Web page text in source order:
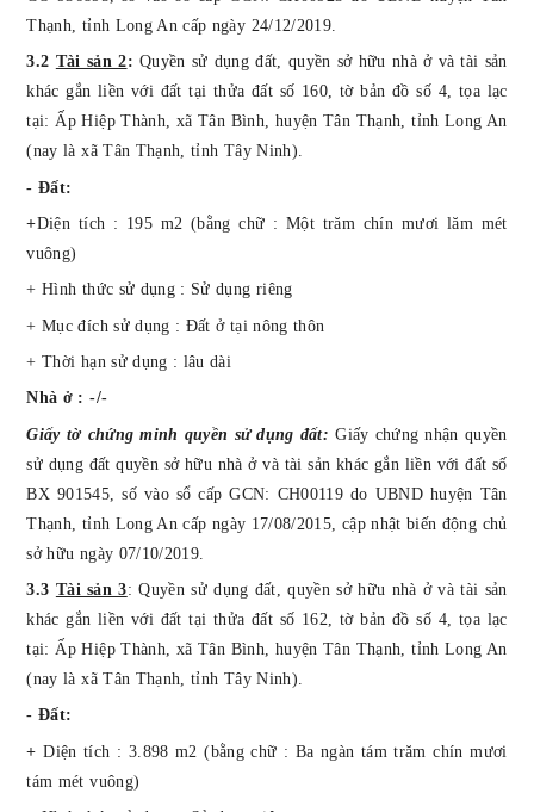
Thạnh, tỉnh Long An cấp ngày 24/12/2019
3.2 Tài sản 2:Quyền sử dụng đất, quyền sở hữu nhà ở và tài sản
khác gắn liền với đất tại thửa đất số 160, tờ bản đồ số 4, tọa lạc
tại:Ấp Hiệp Thành, xã Tân Bình, huyện Tân Thạnh, tỉnh Long An
(nay là xã Tân Thạnh, tỉnh Tây Ninh).
- Đất:
+Diện tích : 195 m2 (bằng chữ : Một trăm chín mươi lăm mét
vuông)
+ Hình thức sử dụng : Sử dụng riêng
+ Mục đích sử dụng : Đất ở tại nông thôn
+ Thời hạn sử dụng : lâu dài
Nhà ở : -/-
Giấy tờ chứng minh quyền sử dụng đất:Giấy chứng nhận quyền
sử dụng đất quyền sở hữu nhà ở và tài sản khác gắn liền với đất số
BX 901545, số vào sổ cấp GCN: CH00119 do UBND huyện Tân
Thạnh, tỉnh Long An cấp ngày 17/08/2015, cập nhật biến động chủ
sở hữu ngày 07/10/2019
3.3 Tài sản 3:Quyền sử dụng đất , quyền sở hữu nhà ở và tài sản
khác gắn liền với đất tại thửa đất số 162, tờ bản đồ số 4, tọa lạc
tại: Ấp Hiệp Thành, xã Tân Bình, huyện Tân Thạnh, tỉnh Long An
(nay là xã Tân Thạnh, tỉnh Tây Ninh).
- Đất:
+Diện tích : 3.898 m2 (bằng chữ : Ba ngàn tám trăm chín mươi
tám mét vuông)